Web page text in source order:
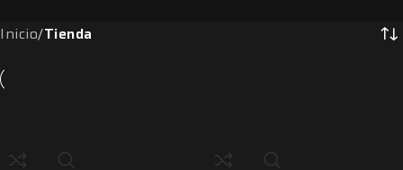
Inicio/Tienda